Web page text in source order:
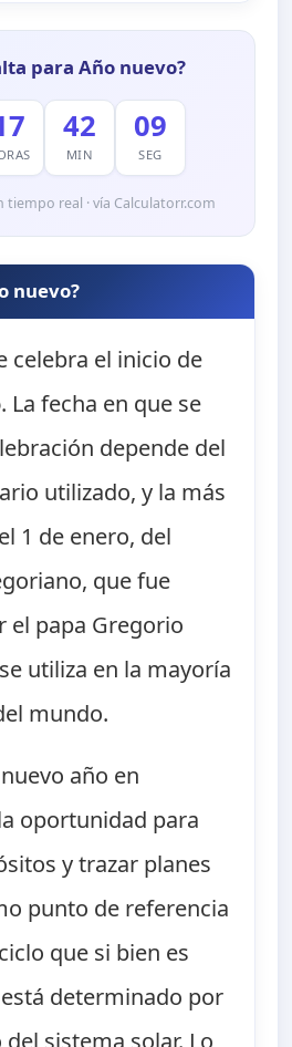
para Año nuevo?
42
MIN
08
SEG
tiempo real · vía Calculatorr.com
nuevo?
celebra el inicio de
. La fecha en que se
depende del
utilizado, y la más
1 de enero, del
que fue
el papa Gregorio
utiliza en la mayoría
mundo.
año en
oportunidad para
y trazar planes
punto de referencia
que si bien es
determinado por